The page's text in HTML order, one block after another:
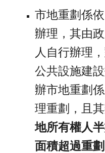
市地重劃係
辦理，其由
人自行辦理
公共設施建
辦市地重劃
理重劃，且
地所有權人
面積超過重